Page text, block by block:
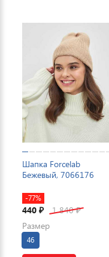
Шапка Forcelab
Бежевый, 7066176
-77%
440 ₽ 1 840₽
Размер
46